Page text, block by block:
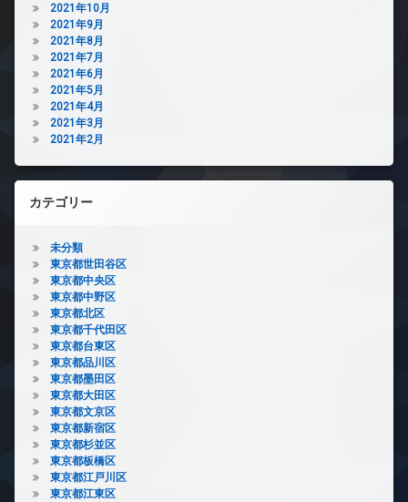
2021年10月
2021年9月
2021年8月
2021年7月
2021年6月
2021年5月
2021年4月
2021年3月
2021年2月
カテゴリー
未分類
東京都世田谷区
東京都中央区
東京都中野区
東京都北区
東京都千代田区
東京都台東区
東京都品川区
東京都墨田区
東京都大田区
東京都文京区
東京都新宿区
東京都杉並区
東京都板橋区
東京都江戸川区
東京都江東区